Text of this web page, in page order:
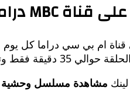
ام بي سي دراما كل يوم
الفواصل التجارية.
مشاهدة مسلسل وحشية